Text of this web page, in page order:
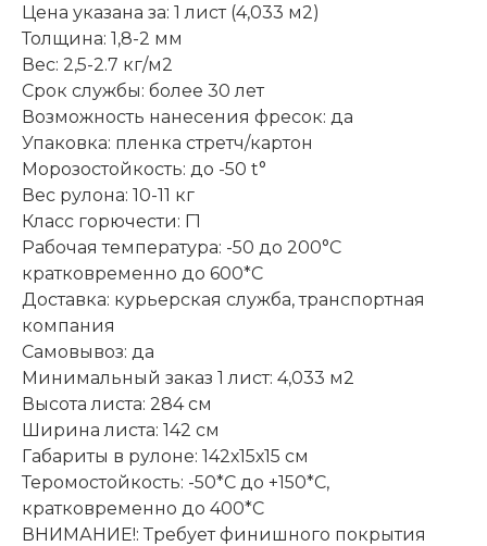
Цена указана за: 1 лист (4,033 м2)
Толщина: 1,8-2 мм
Вес: 2,5-2.7 кг/м2
Срок службы: более 30 лет
Возможность нанесения фресок: да
Упаковка: пленка стретч/картон
Морозостойкость: до -50 t°
Вес рулона: 10-11 кг
Класс горючести: Г1
Рабочая температура: -50 до 200°С
кратковременно до 600*С
Доставка: курьерская служба, транспортная
компания
Самовывоз: да
Минимальный заказ 1 лист: 4,033 м2
Высота листа: 284 см
Ширина листа: 142 см
Габариты в рулоне: 142х15х15 см
Теромостойкость: -50*С до +150*С,
кратковременно до 400*C
ВНИМАНИЕ!: Требует финишного покрытия